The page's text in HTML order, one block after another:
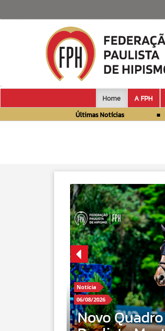
Home A FPH
Últimas Notícias
Horários Campeonato
Previous